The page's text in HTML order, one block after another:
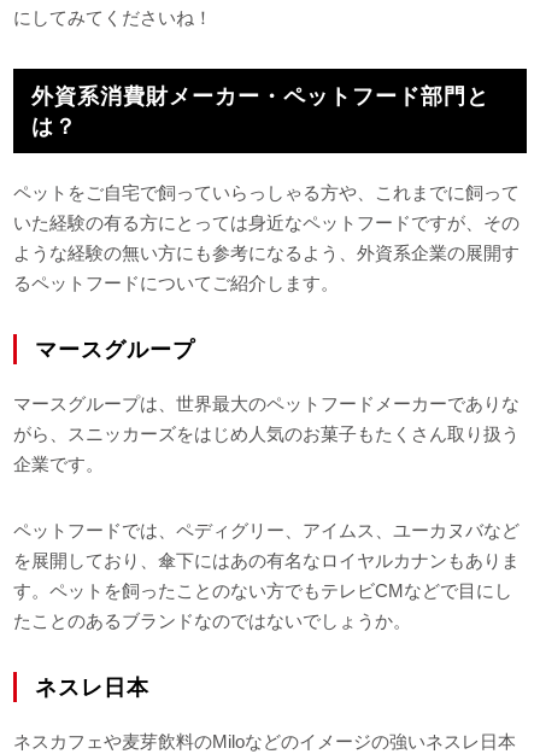
にしてみてくださいね！
外資系消費財メーカー・ペットフード部門と
は？
ペットをご自宅で飼っていらっしゃる方や、これまでに飼って
いた経験の有る方にとっては身近なペットフードですが、その
ような経験の無い方にも参考になるよう、外資系企業の展開す
るペットフードについてご紹介します。
マースグループ
マースグループは、世界最大のペットフードメーカーでありな
がら、スニッカーズをはじめ人気のお菓子もたくさん取り扱う
企業です。
ペットフードでは、ペディグリー、アイムス、ユーカヌバなど
を展開しており、傘下にはあの有名なロイヤルカナンもありま
す。ペットを飼ったことのない方でもテレビCMなどで目にし
たことのあるブランドなのではないでしょうか。
ネスレ日本
ネスカフェや麦芽飲料のMiloなどのイメージの強いネスレ日本